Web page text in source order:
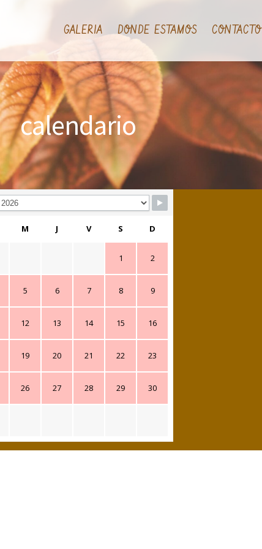
GALERIA DONDE ESTAMOS CONTACTO
calendario
M J V S D
1 2
5 6 7 8 9
12 13 14 15 16
19 20 21 22 23
26 27 28 29 30